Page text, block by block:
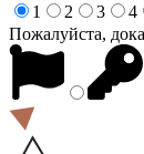
1
2 3 4
Пожалуйста,